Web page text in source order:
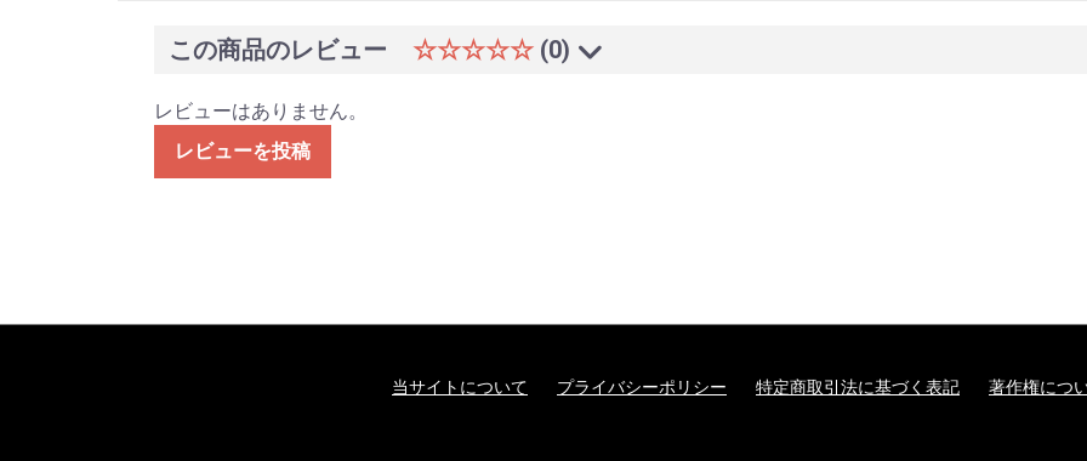
この商品のレビュー ☆☆☆☆☆ (0)
レビューはありません。
レビューを投稿
当サイトについて プライバシーポリシー 特定商取引法に基づく表記 著作権につ